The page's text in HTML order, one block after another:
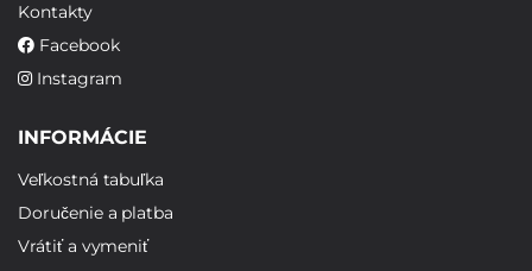
Kontakty
Facebook
Instagram
INFORMÁCIE
Veľkostná tabuľka
Doručenie a platba
Vrátiť a vymeniť